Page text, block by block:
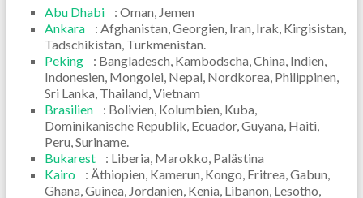
Abu Dhabi: Oman, Jemen
Ankara: Afghanistan, Georgien, Iran, Irak, Kirgisistan,
Tadschikistan, Turkmenistan.
Peking: Bangladesch, Kambodscha, China, Indien,
Indonesien, Mongolei, Nepal, Nordkorea, Philippinen,
Sri Lanka, Thailand, Vietnam
Brasilien: Bolivien, Kolumbien, Kuba,
Dominikanische Republik, Ecuador, Guyana, Haiti,
Peru, Suriname.
Bukarest: Liberia, Marokko, Palästina
Kairo: Äthiopien, Kamerun, Kongo, Eritrea, Gabun,
Ghana, Guinea, Jordanien, Kenia, Libanon, Lesotho,